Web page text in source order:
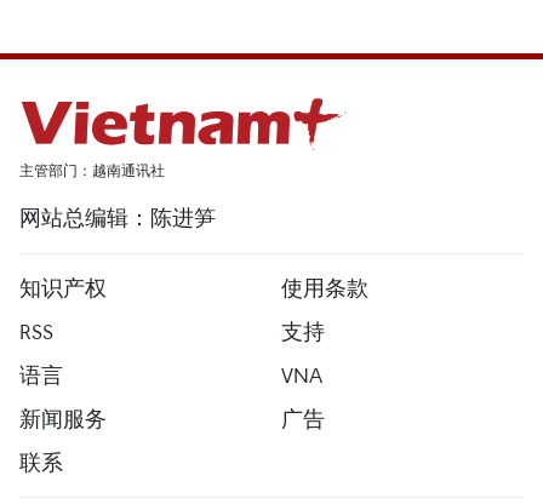
主管部门：越南通讯社
网站总编辑：陈进笋
知识产权
使用条款
RSS
支持
语言
VNA
新闻服务
广告
联系